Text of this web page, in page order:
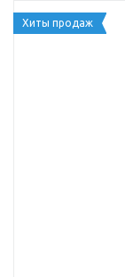
Хиты продаж